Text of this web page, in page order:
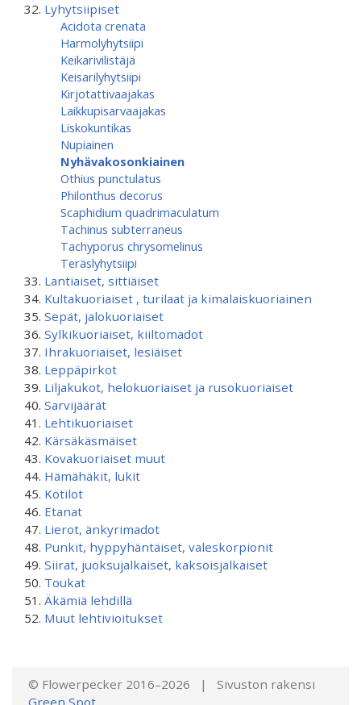
Lyhytsiipiset
Acidota crenata
Harmolyhytsiipi
Keikarivilistäjä
Keisarilyhytsiipi
Kirjotattivaajakas
Laikkupisarvaajakas
Liskokuntikas
Nupiainen
Nyhävakosonkiainen
Othius punctulatus
Philonthus decorus
Scaphidium quadrimaculatum
Tachinus subterraneus
Tachyporus chrysomelinus
Teräslyhytsiipi
Lantiaiset, sittiäiset
Kultakuoriaiset , turilaat ja kimalaiskuoriainen
Sepät, jalokuoriaiset
Sylkikuoriaiset, kiiltomadot
Ihrakuoriaiset, lesiäiset
Leppäpirkot
Liljakukot, helokuoriaiset ja rusokuoriaiset
Sarvijäärät
Lehtikuoriaiset
Kärsäkäsmäiset
Kovakuoriaiset muut
Hämähäkit, lukit
Kotilot
Etanat
Lierot, änkyrimadot
Punkit, hyppyhäntäiset, valeskorpionit
Siirat, juoksujalkaiset, kaksoisjalkaiset
Toukat
Äkämiä lehdillä
Muut lehtivioitukset
© Flowerpecker 2016–2026 | Sivuston rakensi
Green Spot